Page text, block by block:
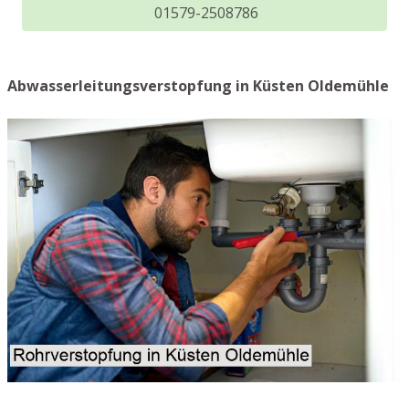
01579-2508786
Abwasserleitungsverstopfung in Küsten Oldemühle